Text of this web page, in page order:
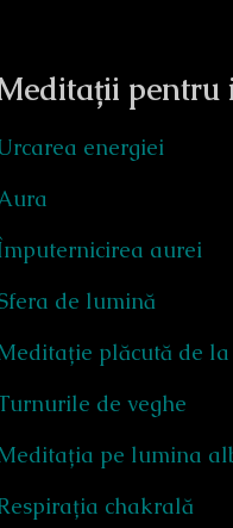
pentru
energiei
aurei
de lumină
plăcută de
de veghe
pe lumina
chakrală